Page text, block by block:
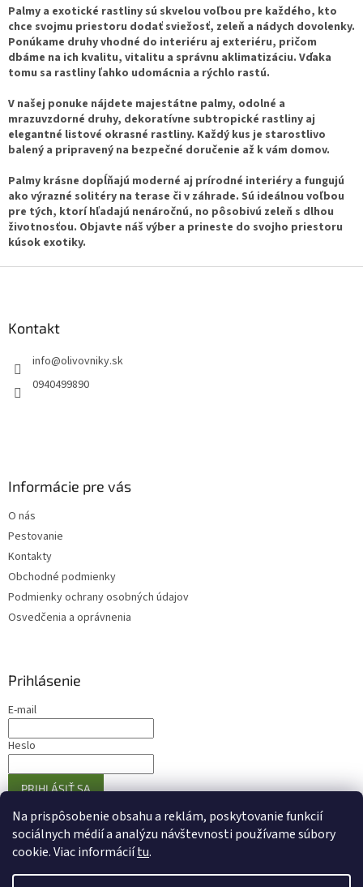
Na prispôsobenie obsahu a reklám, poskytovanie funkcií
sociálnych médií a analýzu návštevnosti používame súbory
cookie. Viac informáciítu.
a
c
i
e
p
v
k
y
v
p
i
s
u
v
a
n
i
e
Palmy a exotické rastliny sú skvelou voľbou pre každého, kto
chce svojmu priestoru dodať sviežosť, zeleň a nádych dovolenky.
Ponúkame druhy vhodné do interiéru aj exteriéru, pričom
dbáme na ich kvalitu, vitalitu a správnu aklimatizáciu. Vďaka
tomu sa rastliny ľahko udomácnia a rýchlo rastú.
V našej ponuke nájdete majestátne palmy, odolné a
mrazuvzdorné druhy, dekoratívne subtropické rastliny aj
elegantné listové okrasné rastliny. Každý kus je starostlivo
balený a pripravený na bezpečné doručenie až k vám domov.
Palmy krásne dopĺňajú moderné aj prírodné interiéry a fungujú
ako výrazné solitéry na terase či v záhrade. Sú ideálnou voľbou
pre tých, ktorí hľadajú nenáročnú, no pôsobivú zeleň s dlhou
životnosťou. Objavte náš výber a prineste do svojho priestoru
kúsok exotiky.
Kontakt
info@olivovniky.sk
0940499890
Informácie pre vás
O nás
Pestovanie
Kontakty
Obchodné podmienky
Podmienky ochrany osobných údajov
Osvedčenia a oprávnenia
Prihlásenie
E-mail
Heslo
PRIHLÁSIŤ SA
Nová registrácia Zabudnuté heslo